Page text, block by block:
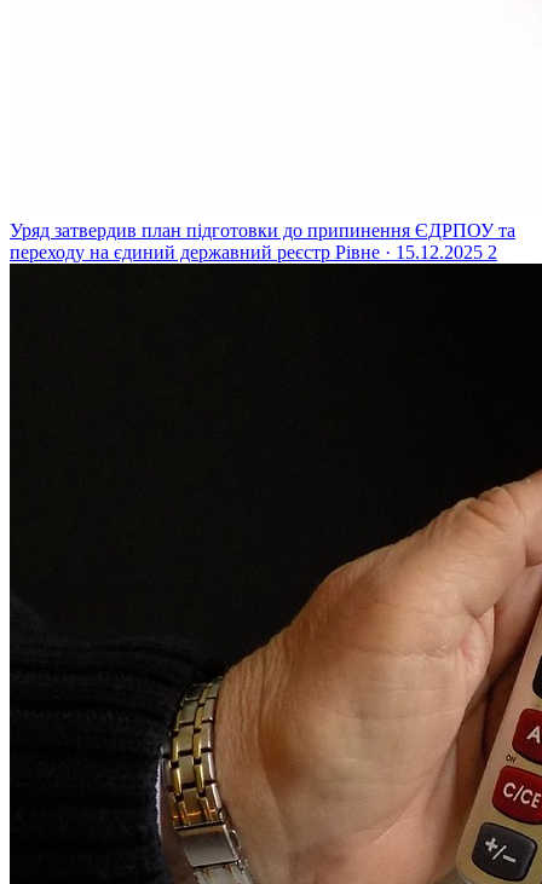
Уряд затвердив план підготовки до припинення ЄДРПОУ та
переходу на єдиний державний реєстр Рівне · 15.12.2025 2